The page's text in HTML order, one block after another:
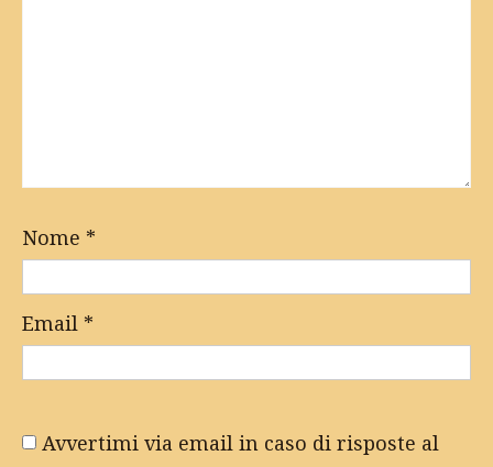
Nome *
Email *
Avvertimi via email in caso di risposte al